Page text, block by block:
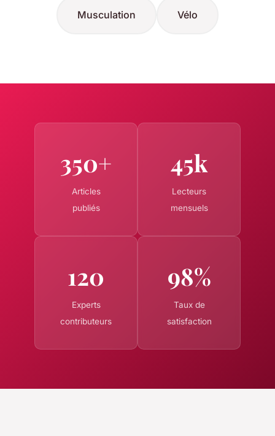
Musculation Vélo
350+
Articles
publiés
45k
Lecteurs
mensuels
120
Experts
contributeurs
98%
Taux de
satisfaction